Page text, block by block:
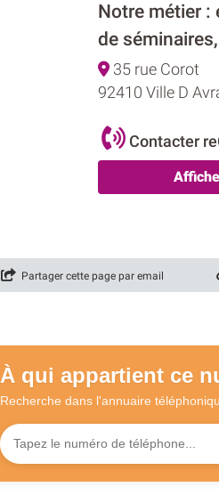
Notre métier :
de
35 rue Corot
92410 Ville D
Contacter
Partager cette page par email
À qui appartient ce
Recherche dans l'annuaire